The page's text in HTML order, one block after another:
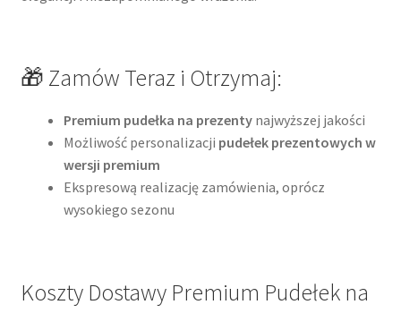
🎁 Zamów Teraz i Otrzymaj:
Premium pudełka na prezentynajwyższej jakości
Możliwość personalizacji pudełek prezentowych w
wersji premium
Ekspresową realizację zamówienia, oprócz
wysokiego sezonu
Koszty Dostawy Premium Pudełek na